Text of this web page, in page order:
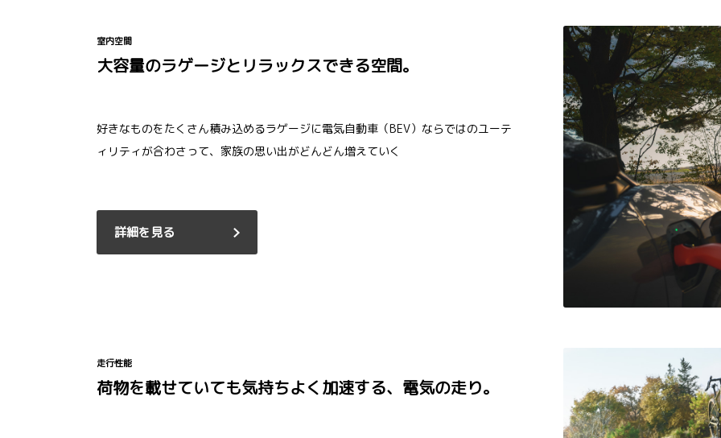
室内空間
大容量のラゲージとリラックスできる空間。
好きなものをたくさん積み込めるラゲージに電気自動車（BEV）ならではのユーテ
ィリティが合わさって、家族の思い出がどんどん増えていく
詳細を見る
走行性能
荷物を載せていても気持ちよく加速する、電気の走り。